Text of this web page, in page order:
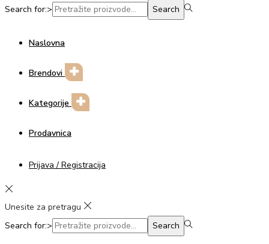
Search for:>
Search
Naslovna
Brendovi
Kategorije
Prodavnica
Prijava / Registracija
Unesite za pretragu
Search for:>
Search